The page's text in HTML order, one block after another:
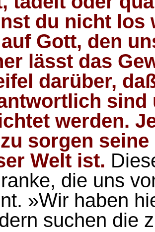
du nicht los
Gott, den
lässt das
darüber,
sind
werden.
sorgen
Welt ist.
die uns
»Wir haben
suchen die